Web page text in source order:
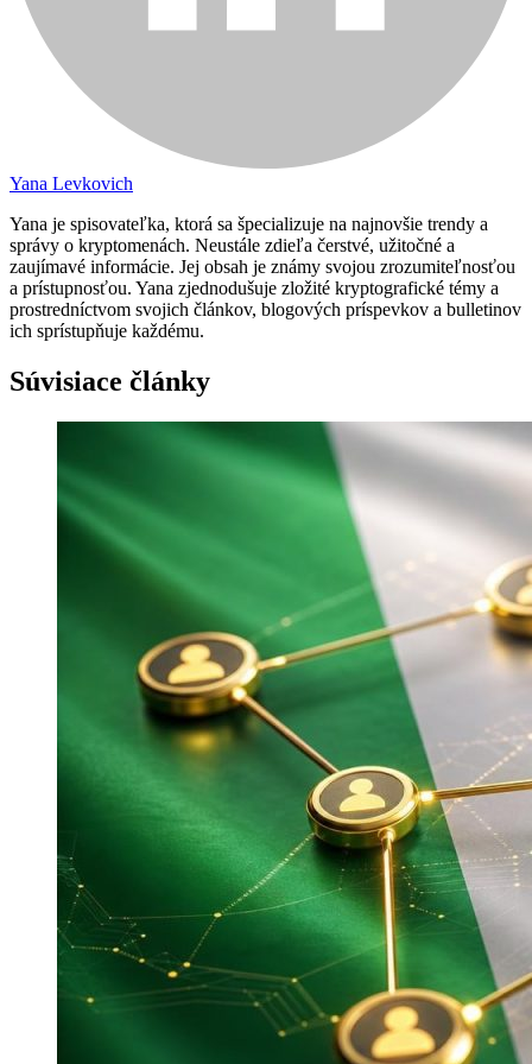
Yana Levkovich
Yana je spisovateľka, ktorá sa špecializuje na najnovšie trendy a
správy o kryptomenách. Neustále zdieľa čerstvé, užitočné a
zaujímavé informácie. Jej obsah je známy svojou zrozumiteľnosťou
a prístupnosťou. Yana zjednodušuje zložité kryptografické témy a
prostredníctvom svojich článkov, blogových príspevkov a bulletinov
ich sprístupňuje každému.
Súvisiace články